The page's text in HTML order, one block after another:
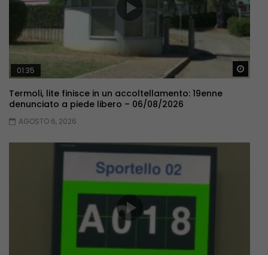
01:35
Termoli, lite finisce in un accoltellamento: 19enne
denunciato a piede libero – 06/08/2026
AGOSTO 6, 2026